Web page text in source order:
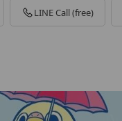
LINE Call (free)